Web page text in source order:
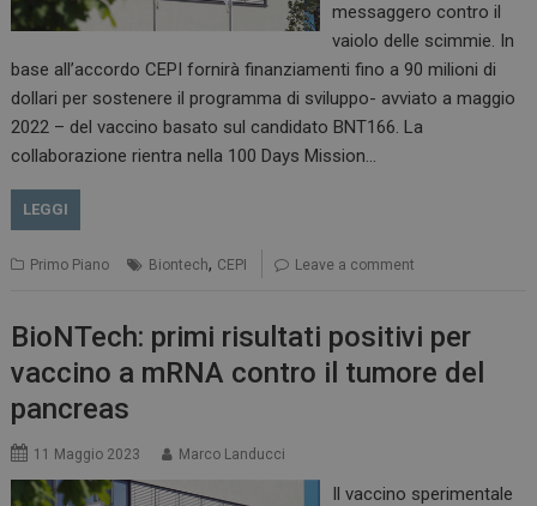
messaggero contro il
vaiolo delle scimmie. In
base all’accordo CEPI fornirà finanziamenti fino a 90 milioni di
dollari per sostenere il programma di sviluppo- avviato a maggio
2022 – del vaccino basato sul candidato BNT166. La
collaborazione rientra nella 100 Days Mission…
LEGGI
Primo Piano Biontech, CEPI Leave a comment
BioNTech: primi risultati positivi per
vaccino a mRNA contro il tumore del
pancreas
11 Maggio 2023 Marco Landucci
Il vaccino sperimentale